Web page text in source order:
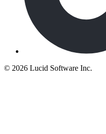
© 2026 Lucid Software Inc.